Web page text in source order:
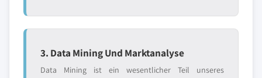
3. Data Mining Und Marktanalyse
Data Mining ist ein wesentlicher Teil unseres